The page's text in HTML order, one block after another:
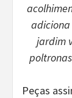
adiciona
jardim
Peças